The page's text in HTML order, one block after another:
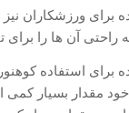
ورزشکاران
آن ها را برای
استفاده
مقدار بسیار کمی